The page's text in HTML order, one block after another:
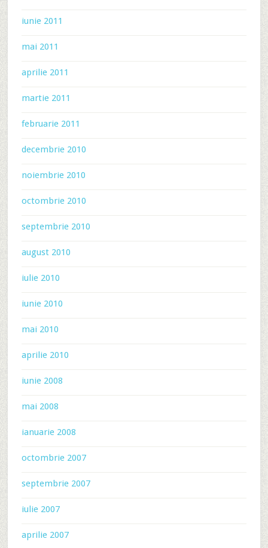
iunie 2011
mai 2011
aprilie 2011
martie 2011
februarie 2011
decembrie 2010
noiembrie 2010
octombrie 2010
septembrie 2010
august 2010
iulie 2010
iunie 2010
mai 2010
aprilie 2010
iunie 2008
mai 2008
ianuarie 2008
octombrie 2007
septembrie 2007
iulie 2007
aprilie 2007